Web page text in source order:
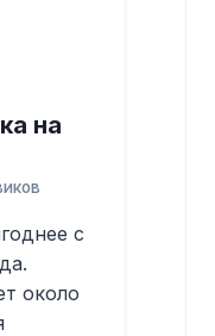
на
с
около